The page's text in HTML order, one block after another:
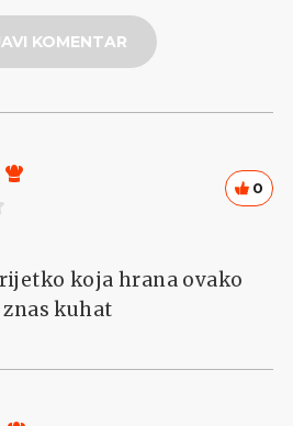
KOMENTAR
0
koja hrana ovako
kuhat